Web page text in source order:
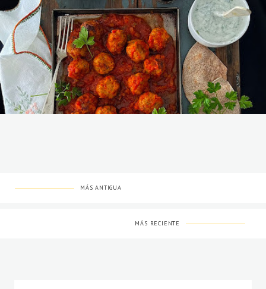
MÁS ANTIGUA
MÁS RECIENTE